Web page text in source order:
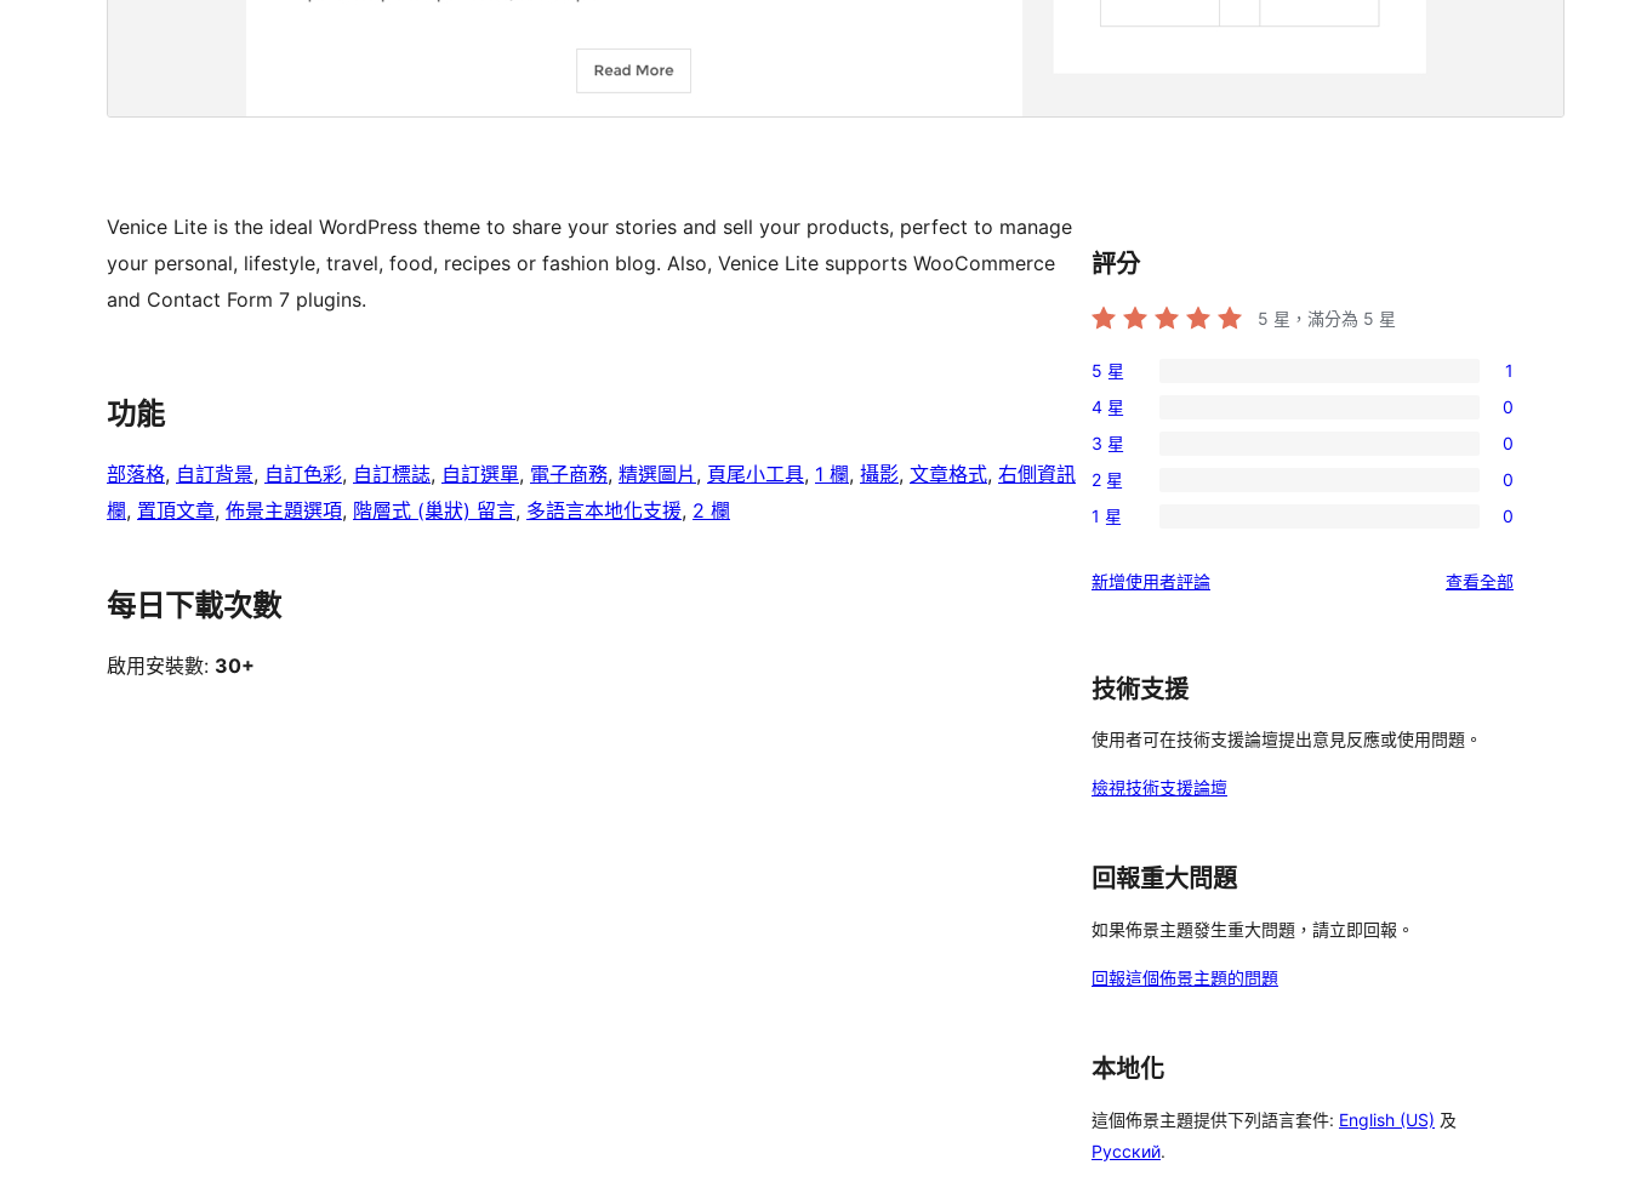
Venice Lite is the ideal WordPress theme to share your stories and sell your products, perfect to manage
your personal, lifestyle, travel, food, recipes or fashion blog. Also, Venice Lite supports WooCommerce
and Contact Form 7 plugins.
功能
部落格, 自訂背景, 自訂色彩, 自訂標誌, 自訂選單, 電子商務, 精選圖片 , 頁尾小工具, 1 欄, 攝影, 文章格式, 右側資訊
欄, 置頂文章, 佈景主題選項, 階層式 (巢狀) 留言, 多語言本地化支援, 2 欄
每日下載次數
啟用安裝數: 30+
評分
5 星，滿分為 5 星
1
個
5
星
使
者
5 星 1
0
個
4
星
用
論
4 星 0
0
個
3
使
評
3 星 0
0
個
星
者
論
2 星 0
0
1
用
評
論
1 星 0
新增使用者評論 查看全部使
技術支援
使用者可在技術支援論壇提出意見反應或使用問題。
檢視技術支援論壇
回報重大問題
如果佈景主題發生重大問題，請立即回報。
回報這個佈景主題的問題
本地化
這個佈景主題提供下列語言套件: English (US) 及
Русский.